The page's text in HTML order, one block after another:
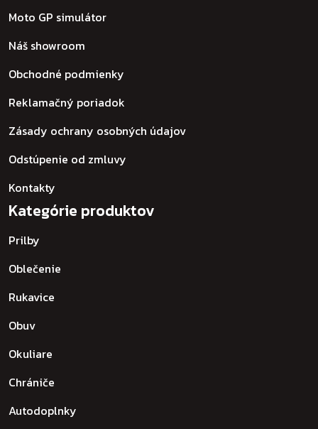
Moto GP simulátor
Náš showroom
Obchodné podmienky
Reklamačný poriadok
Zásady ochrany osobných údajov
Odstúpenie od zmluvy
Kontakty
Kategórie produktov
Prilby
Oblečenie
Rukavice
Obuv
Okuliare
Chrániče
Autodoplnky